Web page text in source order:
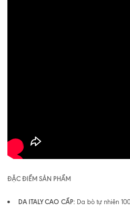
ĐẶC ĐIỂM SẢN PHẨM
DA ITALY CAO CẤP:Da bò tự nhiên